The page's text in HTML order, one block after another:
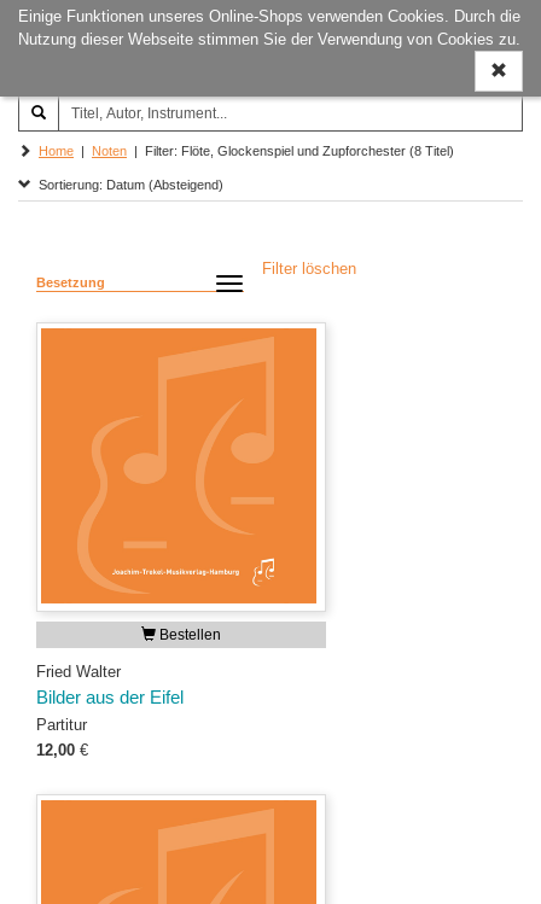
Einige Funktionen unseres Online-Shops verwenden Cookies. Durch die
Nutzung dieser Webseite stimmen Sie der Verwendung von Cookies zu.
ein-/
Joachim‐Trekel‐Musikverlag,
Hamburg
Home | Noten | Filter: Flöte, Glockenspiel und Zupforchester (8 Titel)
Sortierung: Datum (Absteigend)
Besetzung
Filter löschen
Bestellen
Fried Walter
Bilder aus der Eifel
Partitur
12,00 €